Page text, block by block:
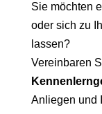
Sie möchten
oder sich zu
lassen?
Vereinbaren
Anliegen und